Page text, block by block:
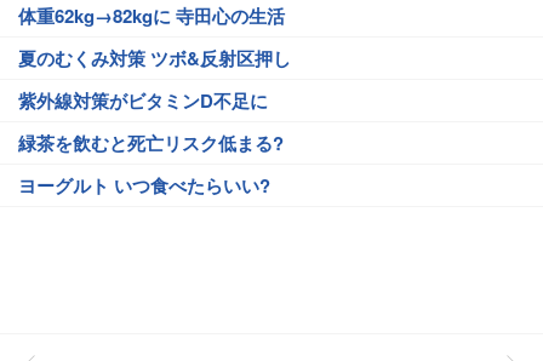
体重62kg→82kgに 寺田心の生活
夏のむくみ対策 ツボ&反射区押し
紫外線対策がビタミンD不足に
緑茶を飲むと死亡リスク低まる?
ヨーグルト いつ食べたらいい?